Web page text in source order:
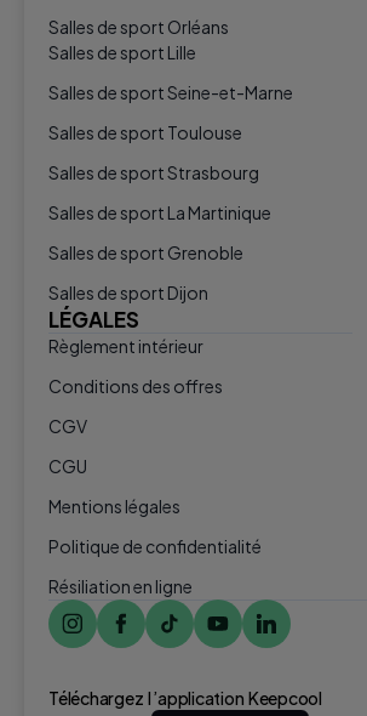
Salles de sport Orléans
Salles de sport Lille
Salles de sport Seine-et-Marne
Salles de sport Toulouse
Salles de sport Strasbourg
Salles de sport La Martinique
Salles de sport Grenoble
Salles de sport Dijon
LÉGALES
Règlement intérieur
Conditions des offres
CGV
CGU
Mentions légales
Politique de confidentialité
Résiliation en ligne
Téléchargez l ’application Keepcool